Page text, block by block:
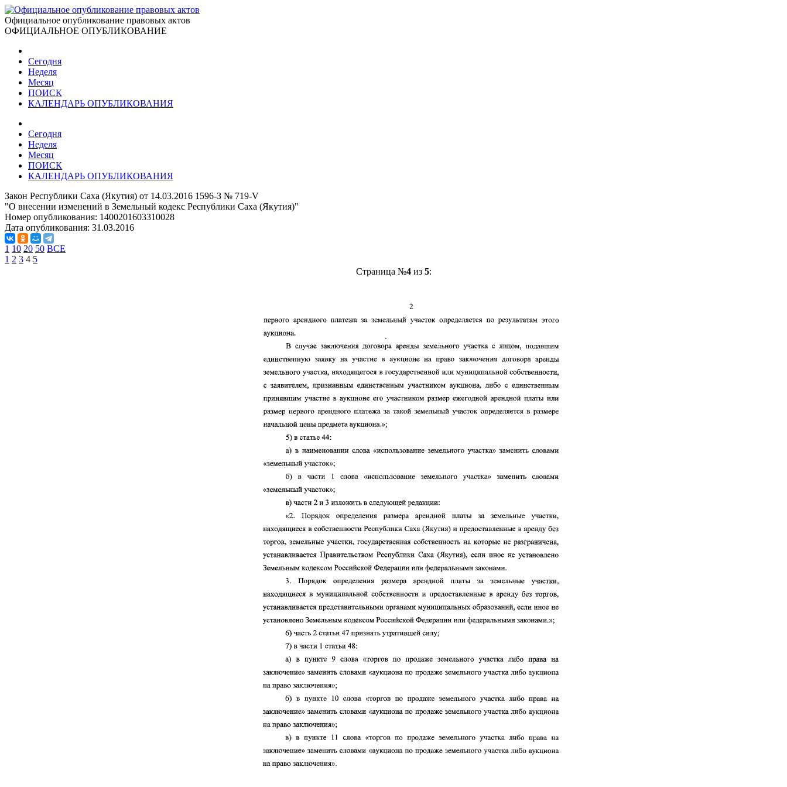
Официальное опубликование правовых актов
ОФИЦИАЛЬНОЕ ОПУБЛИКОВАНИЕ
Сегодня
Неделя
Месяц
ПОИСК
КАЛЕНДАРЬ ОПУБЛИКОВАНИЯ
Сегодня
Неделя
Месяц
ПОИСК
КАЛЕНДАРЬ ОПУБЛИКОВАНИЯ
Закон Республики Саха (Якутия) от 14.03.2016 1596-З № 719-V
"О внесении изменений в Земельный кодекс Республики Саха (Якутия)"
Номер опубликования: 1400201603310028
Дата опубликования: 31.03.2016
1 10 20 50 ВСЕ
1 2 3 4 5
Страница №4из 5: